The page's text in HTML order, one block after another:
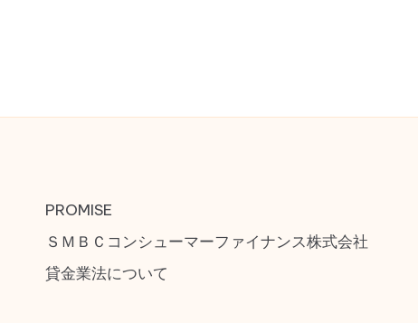
PROMISE
ＳＭＢＣコンシューマーファイナンス株式会社
貸金業法について